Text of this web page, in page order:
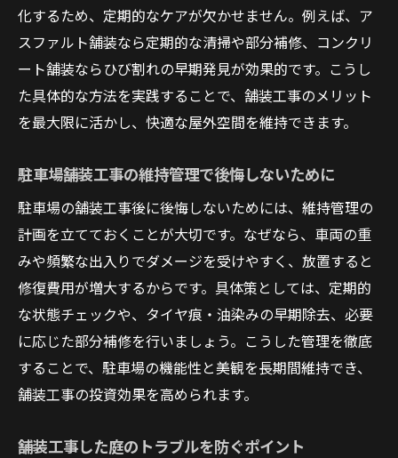
化するため、定期的なケアが欠かせません。例えば、ア
スファルト舗装なら定期的な清掃や部分補修、コンクリ
ート舗装ならひび割れの早期発見が効果的です。こうし
た具体的な方法を実践することで、舗装工事のメリット
を最大限に活かし、快適な屋外空間を維持できます。
駐車場舗装工事の維持管理で後悔しないために
駐車場の舗装工事後に後悔しないためには、維持管理の
計画を立てておくことが大切です。なぜなら、車両の重
みや頻繁な出入りでダメージを受けやすく、放置すると
修復費用が増大するからです。具体策としては、定期的
な状態チェックや、タイヤ痕・油染みの早期除去、必要
に応じた部分補修を行いましょう。こうした管理を徹底
することで、駐車場の機能性と美観を長期間維持でき、
舗装工事の投資効果を高められます。
舗装工事した庭のトラブルを防ぐポイント